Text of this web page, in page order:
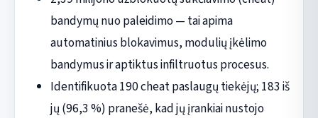
bandymų nuo paleidimo — tai apima
automatinius blokavimus, modulių įkėlimo
bandymus ir aptiktus infiltruotus procesus.
Identifikuota 190 cheat paslaugų tiekėjų; 183 iš
jų (96,3 %) pranešė, kad jų įrankiai nustojo